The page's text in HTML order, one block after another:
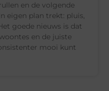
en de volgende
eigen plan trekt: pluis,
goede nieuws is dat
en de juiste
mooi kunt